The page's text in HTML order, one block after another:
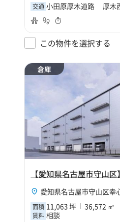
交通 小田原厚木道路 厚木
この物件を選択する
倉庫
愛知県名古屋市守山区幸
面積 11,063 坪 36,572 ㎡
賃料 相談